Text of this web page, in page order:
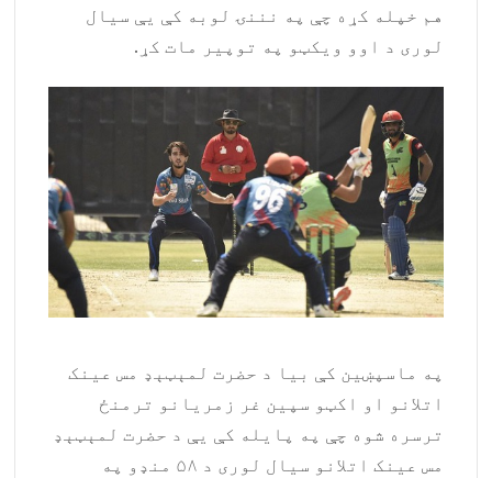
هم خپله کړه چې په نننۍ لوبه کې یې سیال
لوری د اوو ویکټو په توپیر مات کړ.
په ماسپښین کې بیا د حضرت لمېټېډ مس عینک
اتلانو او اکټو سپین غر زمریانو ترمنځ
ترسره شوه چې په پایله کې یې د حضرت لمېټېډ
مس عینک اتلانو سیال لوری د ۵۸ منډو په